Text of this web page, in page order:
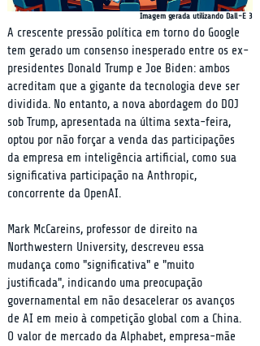
Imagem gerada utilizando Dall-E 3
A crescente pressão política em torno do Google
tem gerado um consenso inesperado entre os ex-
presidentes Donald Trump e Joe Biden: ambos
acreditam que a gigante da tecnologia deve ser
dividida. No entanto, a nova abordagem do DOJ
sob Trump, apresentada na última sexta-feira,
optou por não forçar a venda das participações
da empresa em inteligência artificial, como sua
significativa participação na Anthropic,
concorrente da OpenAI.
Mark McCareins, professor de direito na
Northwestern University, descreveu essa
mudança como "significativa" e "muito
justificada", indicando uma preocupação
governamental em não desacelerar os avanços
de AI em meio à competição global com a China.
O valor de mercado da Alphabet, empresa-mãe